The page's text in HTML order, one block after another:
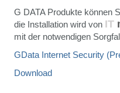
G DATA Produkte können
die Installation wird von IT
mit der notwendigen
GData Internet Security
Download